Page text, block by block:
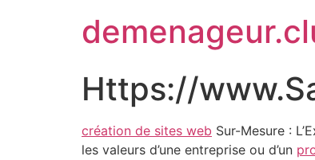
Https://
création de sites web Sur-Mesure :
les valeurs d’une entreprise ou d’un